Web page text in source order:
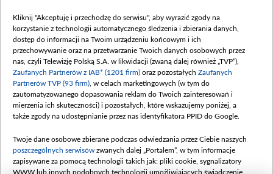
Procedura zgłoszeń wewnętrznych
Kliknij "Akceptuję i przechodzę do serwisu", aby wyrazić zgody na
korzystanie z technologii automatycznego śledzenia i zbierania danych,
dostęp do informacji na Twoim urządzeniu końcowym i ich
przechowywanie oraz na przetwarzanie Twoich danych osobowych przez
nas, czyli Telewizję Polską S.A. w likwidacji (zwaną dalej również „TVP”),
Zaufanych Partnerów z IAB* (1201 firm) oraz pozostałych Zaufanych
Partnerów TVP (93 firm) , w celach marketingowych (w tym do
zautomatyzowanego dopasowania reklam do Twoich zainteresowań i
mierzenia ich skuteczności) i pozostałych, które wskazujemy poniżej, a
także zgody na udostępnianie przez nas identyfikatora PPID do Google.
Twoje dane osobowe zbierane podczas odwiedzania przez Ciebie naszych
poszczególnych serwisów zwanych dalej „Portalem”, w tym informacje
zapisywane za pomocą technologii takich jak: pliki cookie, sygnalizatory
WWW lub innych podobnych technologii umożliwiających świadczenie